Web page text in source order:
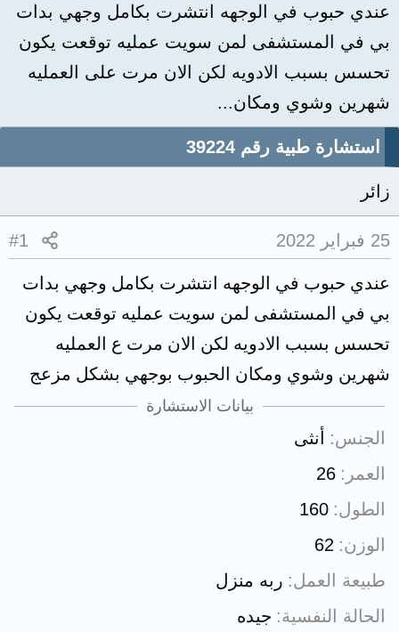
عندي حبوب في الوجهه انتشرت بكامل وجهي بدات
بي في المستشفى لمن سويت عمليه توقعت يكون
تحسس بسبب الادويه لكن الان مرت على العمليه
شهرين وشوي ومكان...
استشارة طبية رقم 39224
زائر
25 فبراير 2022 #1
عندي حبوب في الوجهه انتشرت بكامل وجهي بدات
بي في المستشفى لمن سويت عمليه توقعت يكون
تحسس بسبب الادويه لكن الان مرت ع العمليه
شهرين وشوي ومكان الحبوب بوجهي بشكل مزعج
بيانات الاستشارة
الجنس
أنثى
العمر
26
الطول 160
الوزن 62
طبيعة العمل ربه منزل
الحالة النفسية جيده